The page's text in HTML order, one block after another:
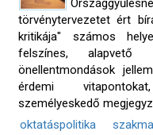
törvénytervezetet ért
kritikája" számos
felszínes, alapvető
önellentmondások
érdemi
személyeskedő
oktatáspolitika